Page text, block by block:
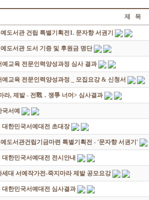
제 목
도서관 건립 특별기획전1. 문자향 서권기
도서관 도서 기증 및 후원금 명단
예교육 전문인력양성과정 심사 결과
예교육 전문인력양성과정 _ 모집요강 & 신청서
라, 제발 - 전戰 ․ 쟁爭 너머> 심사결과
국서예
대한민국서예대전 초대장
도서관건립기금마련 특별기획전 - '문자향 서권기'
대한민국서예대전 전시안내
세대 서예작가전-죽지마라 제발 공모요강
대한민국서예대전 심사결과